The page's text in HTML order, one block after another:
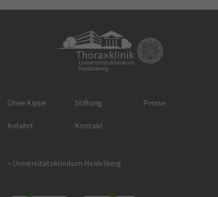
Ohne Kippe Stiftung Presse
Anfahrt Kontakt
Universitätsklinikum Heidelberg